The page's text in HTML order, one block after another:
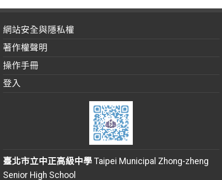
網站安全與隱私權
著作權聲明
操作手冊
登入
臺北市立中正高級中學Taipei Municipal Zhong-zheng
Senior High School